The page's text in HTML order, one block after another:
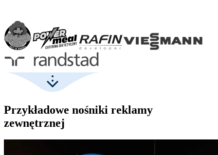
Przykładowe nośniki reklamy
zewnętrznej